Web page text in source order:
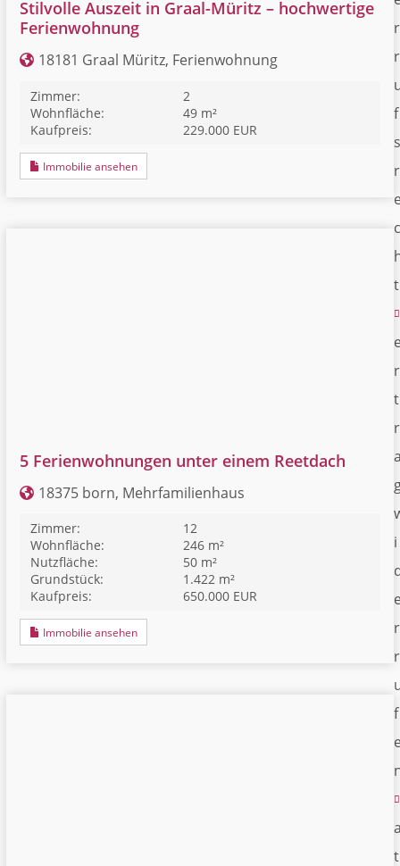
Stilvolle Auszeit in Graal-Müritz – hochwertige
Ferienwohnung
18181 Graal Müritz, Ferienwohnung
Zimmer:
2
Wohnfläche:
49 m²
Kaufpreis:
229.000 EUR
Immobilie ansehen
5 Ferienwohnungen unter einem Reetdach
18375 born, Mehrfamilienhaus
Zimmer:
12
Wohnfläche:
246 m²
Nutzfläche:
50 m²
Grundstück:
1.422 m²
Kaufpreis:
650.000 EUR
Immobilie ansehen
r
r
f
s
r
c
t
r
t
r
i
r
r
f
t